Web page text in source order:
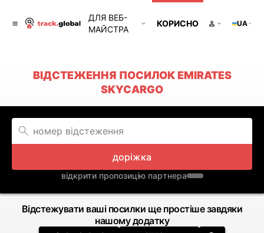
ДЛЯ ВЕБ-
МАЙСТРА
КОРИСНО UA
ВІДСТЕЖЕННЯ ПОСИЛОК EMIRATES
SKYCARGO
доріжка
відкрити пропозицію партнера
Відстежувати ваші посилки ще простіше завдяки
нашому додатку